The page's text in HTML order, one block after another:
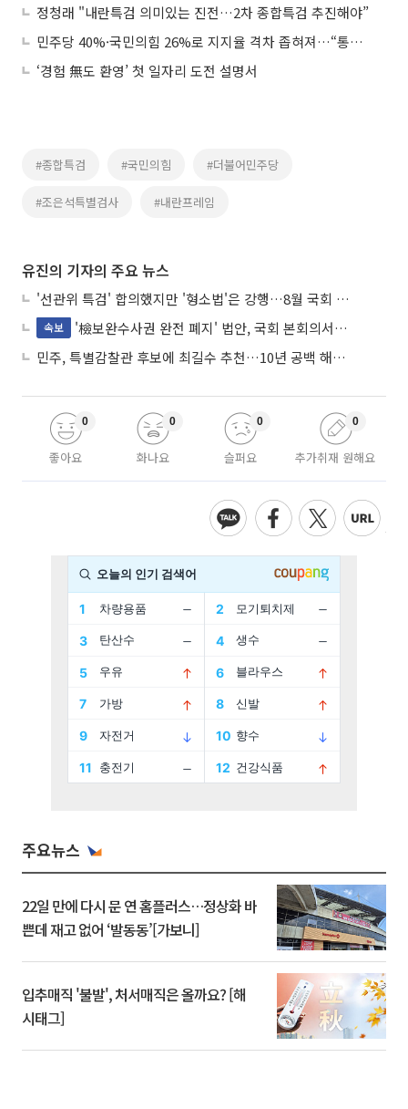
정청래 "내란특검 의미있는 진전…2차 종합특검 추진해야”
민주당 40%·국민의힘 26%로 지지율 격차 좁혀져…“통일교 의혹 영향”
‘경험 無도 환영’ 첫 일자리 도전 설명서
#종합특검 #국민의힘 #더불어민주당
#조은석특별검사 #내란프레임
유진의 기자의 주요 뉴스
'선관위 특검' 합의했지만 '형소법'은 강행…8월 국회 '입법 2차전' 예고
속보
'檢보완수사권 완전 폐지' 법안, 국회 본회의서 민주당 주도 통과
민주, 특별감찰관 후보에 최길수 추천…10년 공백 해소 속도
좋아요
0
화나요
0
슬퍼요
0
추가취재 원해요
0
주요뉴스
22일 만에 다시 문 연 홈플러스…정상화 바
쁜데 재고 없어 ‘발동동’[가보니]
입추매직 '불발', 처서매직은 올까요? [해
시태그]